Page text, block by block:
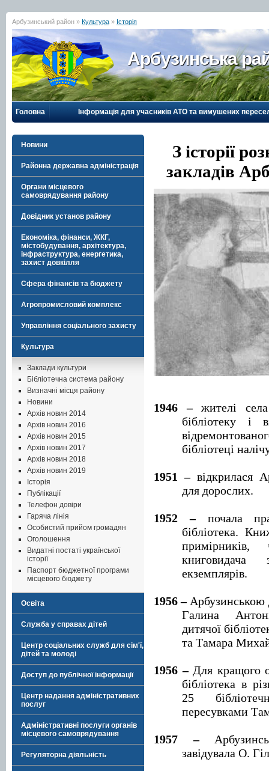
Арбузинський район » Культура » Історія
Арбузинська
Головна Інформація для учасників АТО та вимушених
Новини
Районна державна адміністрація
Органи місцевого
самоврядування району
Довідник установ району
Економіка, фінанси, ЖКГ,
містобудування, архітектура,
інфраструктура, енергетика,
захист довкілля
Сфера фінансів та бюджету
Агропромисловий комплекс
Управління соціального захисту
Культура
Заклади культури
Бібліотечна система району
Визначні місця району
Новини
Архів новин 2014
Архів новин 2016
Архів новин 2015
Архів новин 2017
Архів новин 2018
Архів новин 2019
Історія
Публікації
Телефон довіри
Гаряча лінія
Особистий прийом громадян
Оголошення
Видатні постаті української
історії
Паспорт бюджетної програми
місцевого бюджету
Освіта
Служба у справах дітей
Центр соціальних служб для сім'ї,
дітей та молоді
Доступ до публічної інформації
Центр надання адміністративних
послуг
Адміністративні послуги органів
місцевого самоврядування
Регуляторна діяльність
З історії
закладів
1946 –жителі села
бібліотеку і
бібліотеці
1951 –відкрилася
для дорослих.
1952 –почала
бібліотека.
примірників,
екземплярів.
1956 –Арбузинською
Галина
дитячої
та Тамара
1956 –Для кращого
бібліотека в
25
пересувками
1957 –
завідувала О.